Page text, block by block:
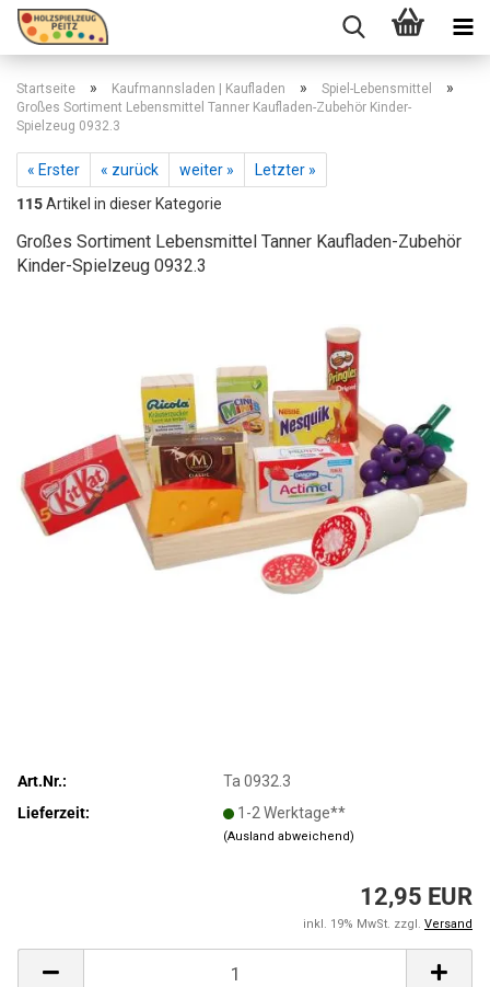
Startseite » Kaufmannsladen | Kaufladen » Spiel-Lebensmittel »
Großes Sortiment Lebensmittel Tanner Kaufladen-Zubehör Kinder-
Spielzeug 0932.3
« Erster « zurück weiter »
Letzter »
115Artikel in dieser Kategorie
Großes Sortiment Lebensmittel Tanner Kaufladen-Zubehör
Kinder-Spielzeug 0932.3
Art.Nr.:
Ta 0932.3
Lieferzeit:
1-2 Werktage**
(Ausland abweichend)
12,95 EUR
inkl. 19% MwSt. zzgl. Versand